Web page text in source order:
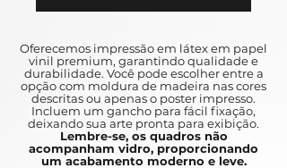
Oferecemos impressão em látex em papel
vinil premium, garantindo qualidade e
durabilidade. Você pode escolher entre a
opção com moldura de madeira nas cores
descritas ou apenas o poster impresso.
Incluem um gancho para fácil fixação,
deixando sua arte pronta para exibição.
Lembre-se, os quadros não
acompanham vidro, proporcionando
um acabamento moderno e leve.